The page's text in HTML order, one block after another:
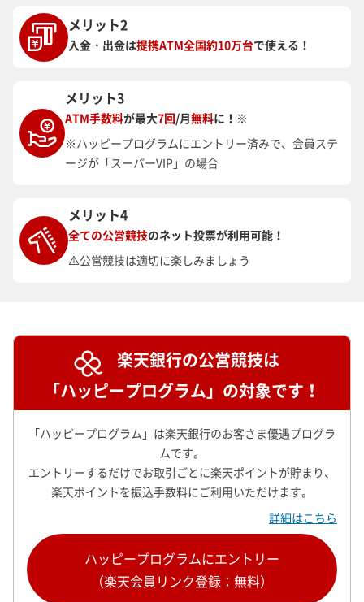
メリット2
入金・出金は提携ATM全国約10万台で使える！
メリット3
ATM手数料が最大7回/月無料に！※
※ハッピープログラムにエントリー済みで、会員ステ
ージが「スーパーVIP」の場合
メリット4
全ての公営競技のネット投票が利用可能！
公営競技は適切に楽しみましょう
楽天銀行の公営競技は
「ハッピープログラム」の対象です！
「ハッピープログラム」は楽天銀行のお客さま優遇プログラ
ムです。
エントリーするだけでお取引ごとに楽天ポイントが貯まり、
楽天ポイントを振込手数料にご利用いただけます。
詳細はこちら
ハッピープログラムにエントリー
（楽天会員リンク登録：無料）